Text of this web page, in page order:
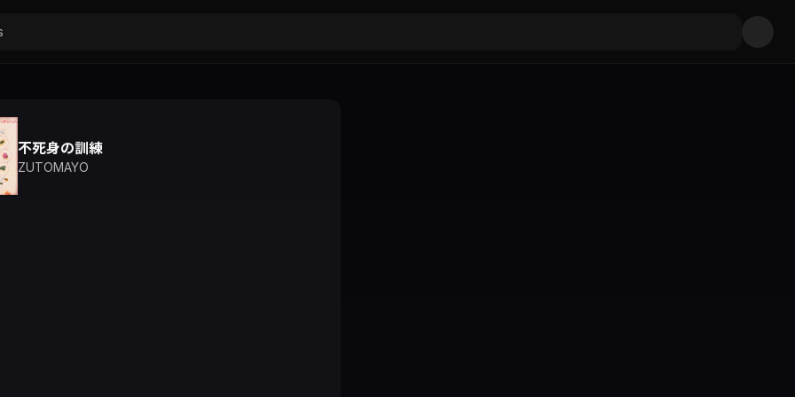
不死身の訓練
ZUTOMAYO